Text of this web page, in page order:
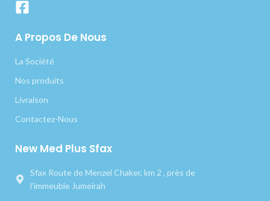
A Propos De Nous
La Société
Nos produits
Livraison
Contactez-Nous
New Med Plus Sfax
Sfax Route de Menzel Chaker, km 2 , près de
l’immeuble Jumeirah